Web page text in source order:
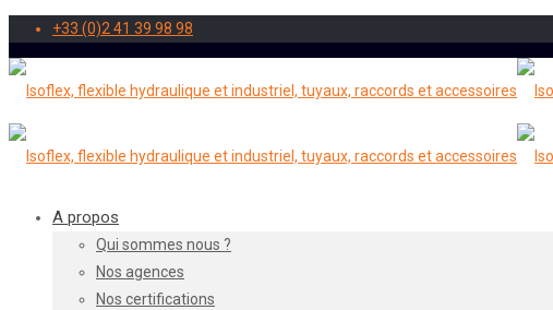
+33 (0)2 41 39 98 98
A propos
Qui sommes nous ?
Nos agences
Nos certifications